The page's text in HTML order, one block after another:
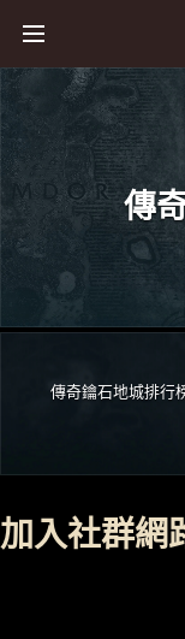
傳
傳奇鑰石地城排行
加入社群網